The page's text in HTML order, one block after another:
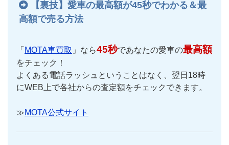
【裏技】愛車の最高額が45秒でわかる＆最
高額で売る方法
「 MOTA車買取 」なら45秒であなたの愛車の最高額
をチェック！
よくある電話ラッシュということはなく、翌日18時
にWEB上で各社からの査定額をチェックできます。
≫MOTA公式サイト